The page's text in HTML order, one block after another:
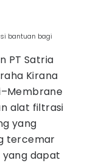
bantuan bagi
PT Satria
Kirana
alat filtrasi
yang
tercemar
dapat